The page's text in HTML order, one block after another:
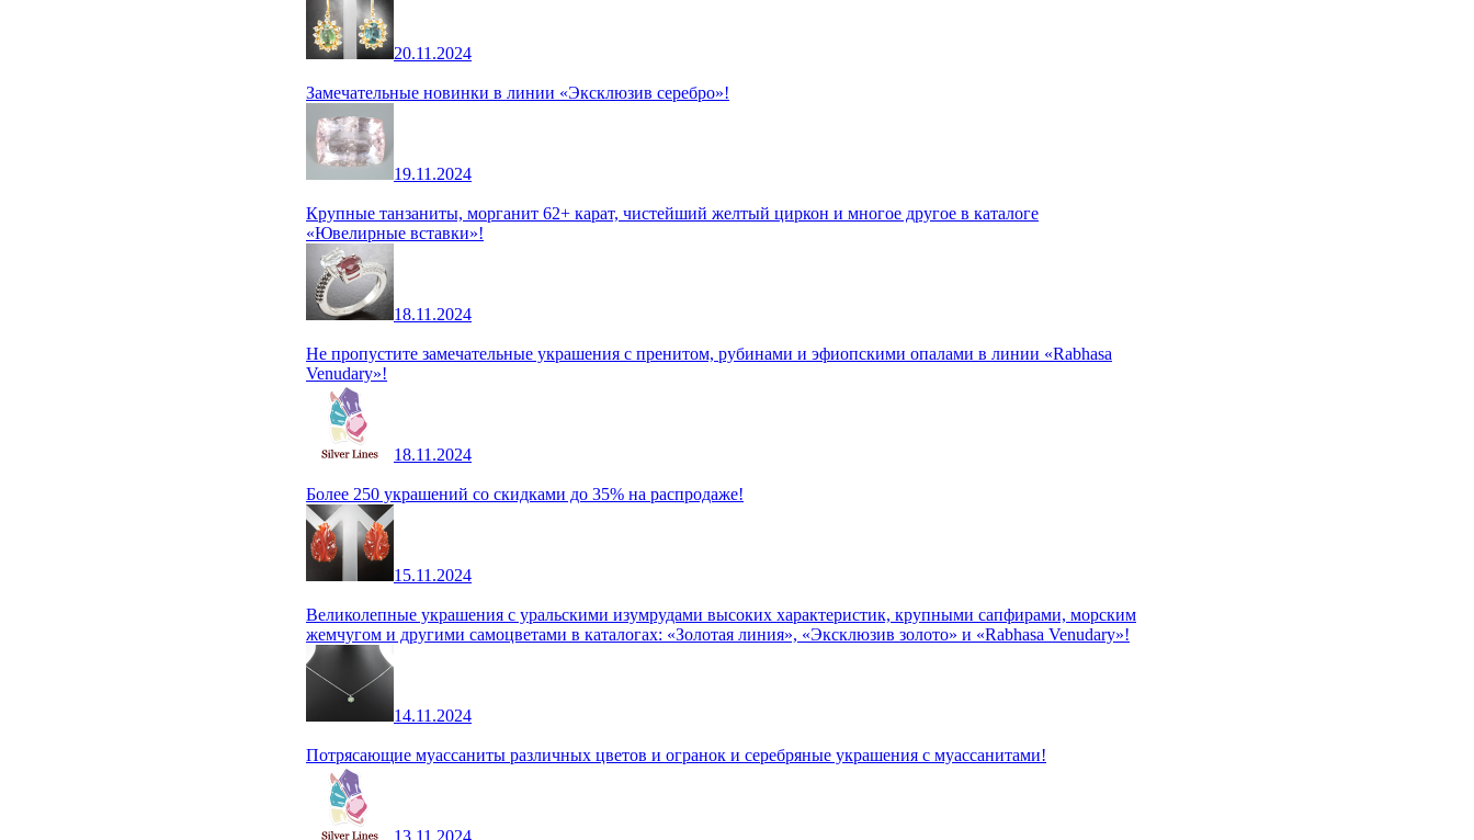
20.11.2024
Замечательные новинки в линии «Эксклюзив серебро»!
19.11.2024
Крупные танзаниты, морганит 62+ карат, чистейший желтый циркон и многое другое в каталоге
«Ювелирные вставки»!
18.11.2024
Не пропустите замечательные украшения с пренитом, рубинами и эфиопскими опалами в линии «Rabhasa
Venudary»!
18.11.2024
Более 250 украшений со скидками до 35% на распродаже!
15.11.2024
Великолепные украшения с уральскими изумрудами высоких характеристик, крупными сапфирами, морским
жемчугом и другими самоцветами в каталогах: «Золотая линия», «Эксклюзив золото» и «Rabhasa Venudary»!
14.11.2024
Потрясающие муассаниты различных цветов и огранок и серебряные украшения с муассанитами!
13.11.2024